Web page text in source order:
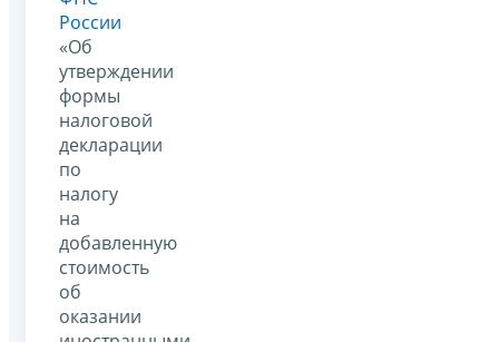
России
«Об
утверждении
формы
налоговой
декларации
по
налогу
на
добавленную
стоимость
об
оказании